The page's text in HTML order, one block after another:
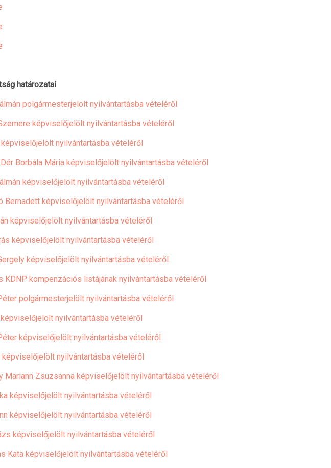
határozatai
polgármesterjelölt nyilvántartásba vételéről
képviselőjelölt nyilvántartásba vételéről
nyilvántartásba vételéről
Borbála Mária képviselőjelölt nyilvántartásba vételéről
képviselőjelölt nyilvántartásba vételéről
Bernadett képviselőjelölt nyilvántartásba vételéről
képviselőjelölt nyilvántartásba vételéről
képviselőjelölt nyilvántartásba vételéről
képviselőjelölt nyilvántartásba vételéről
kompenzációs listájának nyilvántartásba vételéről
polgármesterjelölt nyilvántartásba vételéről
nyilvántartásba vételéről
képviselőjelölt nyilvántartásba vételéről
nyilvántartásba vételéről
Zsuzsanna képviselőjelölt nyilvántartásba vételéről
képviselőjelölt nyilvántartásba vételéről
képviselőjelölt nyilvántartásba vételéről
képviselőjelölt nyilvántartásba vételéről
Kata képviselőjelölt nyilvántartásba vételéről